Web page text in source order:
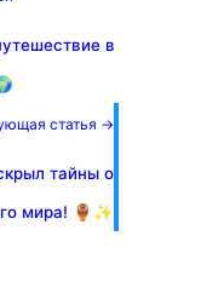
в
статья →
тайны о
мира! 🏺✨